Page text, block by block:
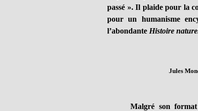
passé ». Il plaide pour la
pour un humanisme
l’abondante Histoire
Jules
Malgré son